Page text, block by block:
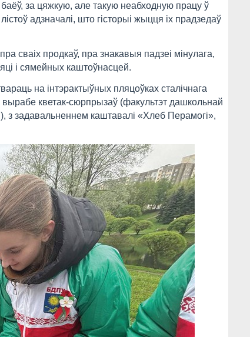
за цяжкую, але такую неабходную працу ў
адзначалі, што гісторыі жыцця іх прадзедаў
сваіх продкаў, пра знакавыя падзеі мінулага,
і сямейных каштоўнасцей.
на інтэрактыўных пляцоўках сталічнага
кветак-сюрпрызаў (факультэт дашкольнай
з задавальненнем каштавалі «Хлеб Перамогі»,